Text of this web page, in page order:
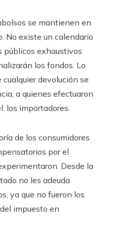
se mantienen en
No existe un calendario
exhaustivos
los fondos. Lo
cualquier devolución se
a quienes efectuaron
los importadores.
de los consumidores
por el
Desde la
no les adeuda
ya que no fueron los
impuesto en